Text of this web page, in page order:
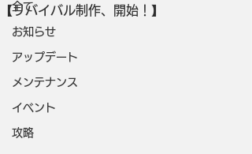
全て
お知らせ
アップデート
メンテナンス
イベント
攻略
【リバイバル制作、開始！】